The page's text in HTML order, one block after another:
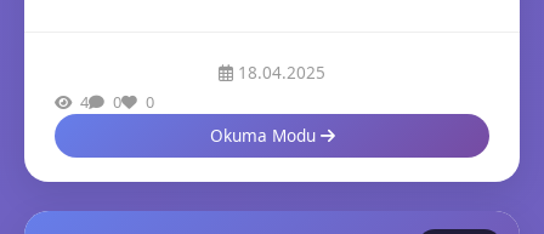
18.04.2025
4 0 0
Okuma Modu